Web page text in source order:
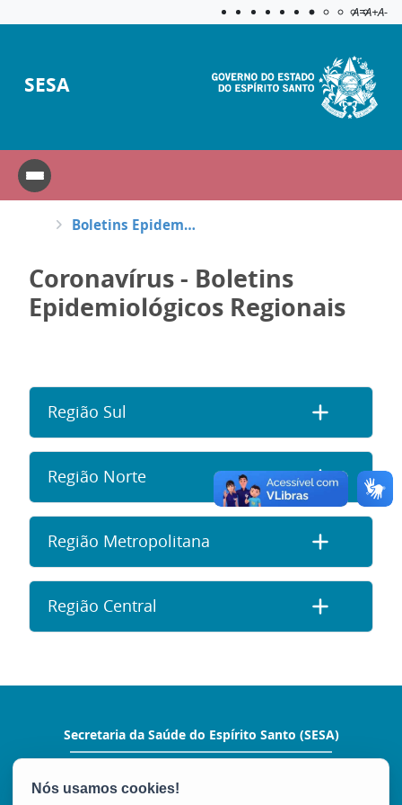
Aplicar
A=A+A-
SESA
Boletins Epidemiológicos Regionais
Coronavírus - Boletins
Epidemiológicos Regionais
Região Sul
Região Norte
Região Metropolitana
Região Central
Secretaria da Saúde do Espírito Santo (SESA)
225 – Ed. Enseada Plaza - Enseada do Suá